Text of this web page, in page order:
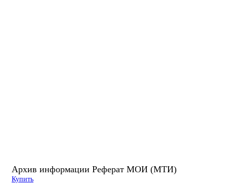
Архив информации Реферат МОИ (МТИ)
Купить